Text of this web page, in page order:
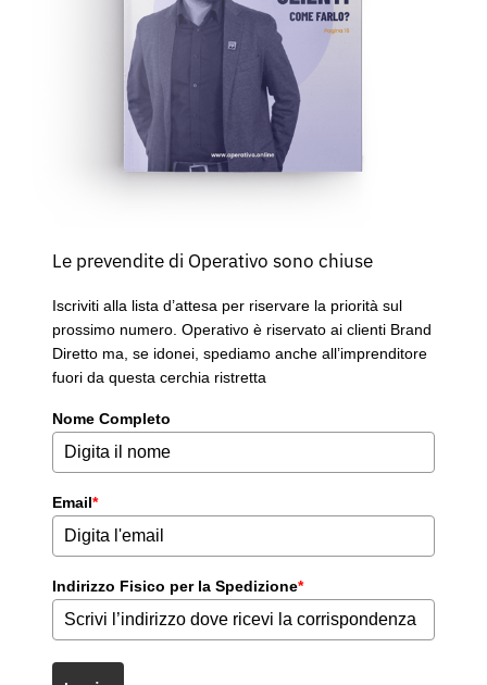
Le prevendite di Operativo sono chiuse
Iscriviti alla lista d’attesa per riservare la priorità sul
prossimo numero. Operativo è riservato ai clienti Brand
Diretto ma, se idonei, spediamo anche all’imprenditore
fuori da questa cerchia ristretta
Nome Completo
Email*
Indirizzo Fisico per la Spedizione*